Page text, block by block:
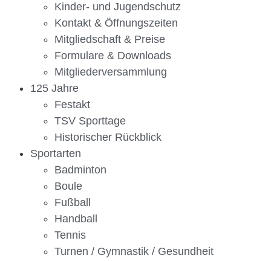
Kinder- und Jugendschutz
Kontakt & Öffnungszeiten
Mitgliedschaft & Preise
Formulare & Downloads
Mitgliederversammlung
125 Jahre
Festakt
TSV Sporttage
Historischer Rückblick
Sportarten
Badminton
Boule
Fußball
Handball
Tennis
Turnen / Gymnastik / Gesundheit